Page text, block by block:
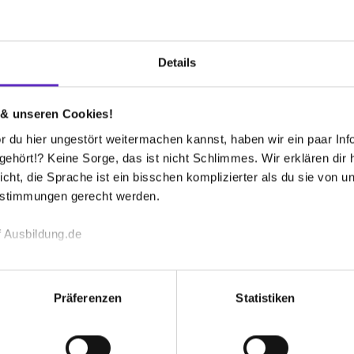
Details
unseren Cookies!
du hier ungestört weitermachen kannst, haben wir ein paar
Keine Sorge, das ist nicht Schlimmes. Wir erklären dir
die Sprache ist ein bisschen komplizierter als du sie von
gerecht werden.
Funktion unserer Webseite („Notwendig“), um von
zu speichern ( „Präferenzen“), die Zugriffe auf unsere
zu deiner Verwendung unserer Website an unsere Partner
möglicherweise mit weiteren Daten zusammen, die du
Präferenzen Statistiken
Lebenslauf Interviews FAQ
du deine Ausbildung oder dein duales Studium
erlangtes theoretisches Wissen in der täglichen
auf deine Zukunft im Unternehmen vor.
oder in unserer Zentrale – bei unserem